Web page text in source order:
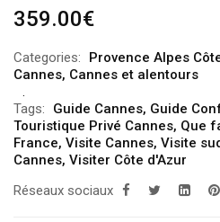
359.00€
Categories: Provence Alpes
Cannes, Cannes et alentours
Tags: Guide Cannes, Guide
Touristique Privé Cannes, Que
France, Visite Cannes, Visite
Cannes, Visiter Côte d'Azur
Réseaux sociaux